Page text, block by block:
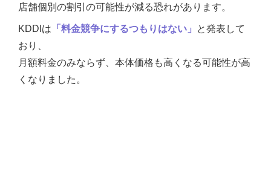
店舗個別の割引の可能性が減る恐れがあります。
KDDIは 「料金競争にするつもりはない」
と発表して
おり、
月額料金のみならず、本体価格も高くなる可能性が高
くなりました。